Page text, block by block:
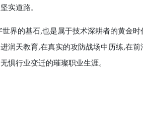
实道路。
的基石,也是属于技术深耕者的黄金时
润天教育,在真实的攻防战场中历练,在
惧行业变迁的璀璨职业生涯。